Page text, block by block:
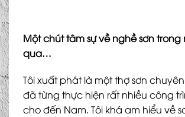
Một chút tâm sự về nghề sơn trong
qua…
Tôi xuất phát là một thợ sơn
đã từng thực hiện rất nhiều công
cho đến Nam. Tôi khá am hiểu về